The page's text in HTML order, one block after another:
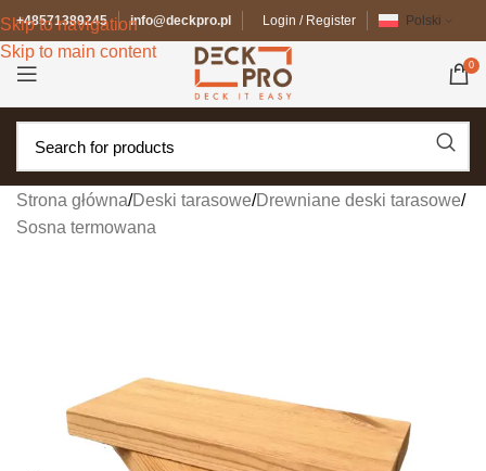
Skip to navigation
Skip to main content
+48571389245 info@deckpro.pl Login / Register Polski
0
Strona główna/Deski tarasowe/Drewniane deski tarasowe/
Sosna termowana